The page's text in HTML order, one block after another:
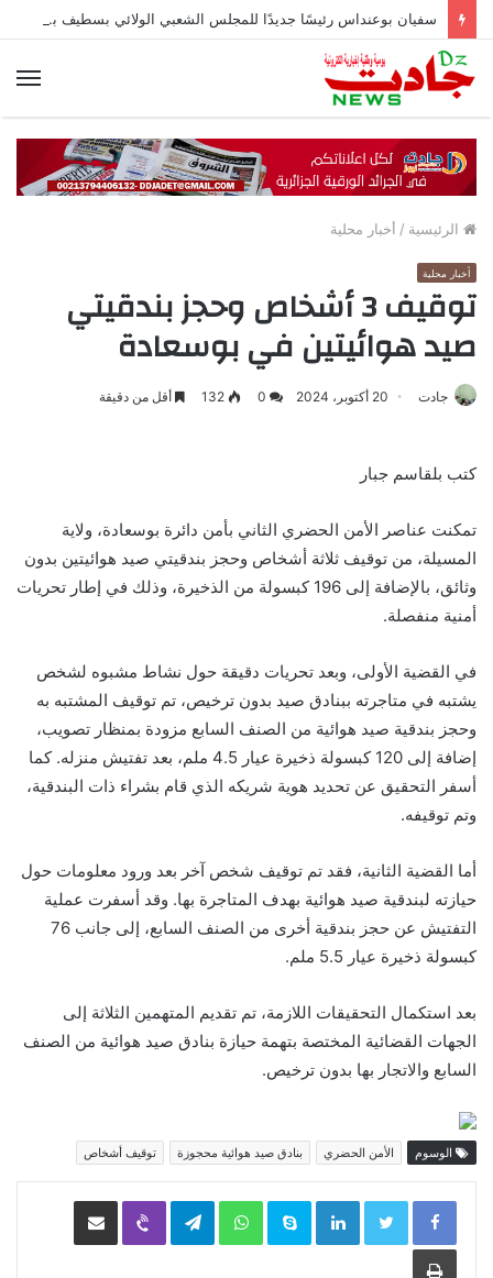
سفيان بوعنداس رئيسًا جديدًا للمجلس الشعبي الولائي بسطيف بالأغلبية
الرئيسية / أخبار محلية
أخبار محلية
توقيف 3 أشخاص وحجز بندقيتي
صيد هوائيتين في بوسعادة
جادت 20 أكتوبر، 2024 0
132 أقل من دقيقة
كتب بلقاسم جبار
تمكنت عناصر الأمن الحضري الثاني بأمن دائرة بوسعادة، ولاية
المسيلة، من توقيف ثلاثة أشخاص وحجز بندقيتي صيد هوائيتين بدون
وثائق، بالإضافة إلى 196 كبسولة من الذخيرة، وذلك في إطار تحريات
أمنية منفصلة.
في القضية الأولى، وبعد تحريات دقيقة حول نشاط مشبوه لشخص
يشتبه في متاجرته ببنادق صيد بدون ترخيص، تم توقيف المشتبه به
وحجز بندقية صيد هوائية من الصنف السابع مزودة بمنظار تصويب،
إضافة إلى 120 كبسولة ذخيرة عيار 4.5 ملم، بعد تفتيش منزله. كما
أسفر التحقيق عن تحديد هوية شريكه الذي قام بشراء ذات البندقية،
وتم توقيفه.
أما القضية الثانية، فقد تم توقيف شخص آخر بعد ورود معلومات حول
حيازته لبندقية صيد هوائية بهدف المتاجرة بها. وقد أسفرت عملية
التفتيش عن حجز بندقية أخرى من الصنف السابع، إلى جانب 76
كبسولة ذخيرة عيار 5.5 ملم.
بعد استكمال التحقيقات اللازمة، تم تقديم المتهمين الثلاثة إلى
الجهات القضائية المختصة بتهمة حيازة بنادق صيد هوائية من الصنف
السابع والاتجار بها بدون ترخيص.
الوسوم الأمن الحضري بنادق صيد هوائية محجوزة توقيف أشخاص
LinkedIn
Skype
WhatsApp
Telegram
Viber مشاركة عبر البريد
طباعة